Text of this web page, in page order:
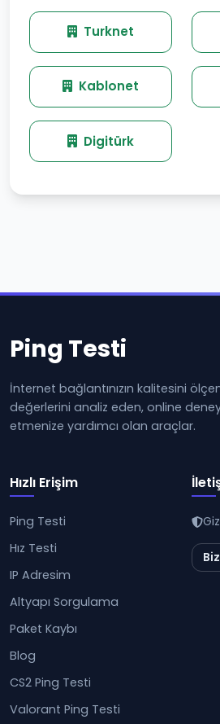
Turknet
Kablonet
Digitürk
Ping Testi
İnternet bağlantınızın kalitesini
değerlerini analiz eden, online
etmenize yardımcı olan araçlar.
Hızlı Erişim
Ping Testi
Hız Testi
IP Adresim
Altyapı Sorgulama
Paket Kaybı
Blog
CS2 Ping Testi
Valorant Ping Testi